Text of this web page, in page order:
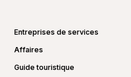
Entreprises de services
Affaires
Guide touristique